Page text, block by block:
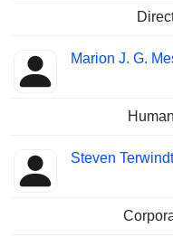
Marion J. G.
Steven Terwindt